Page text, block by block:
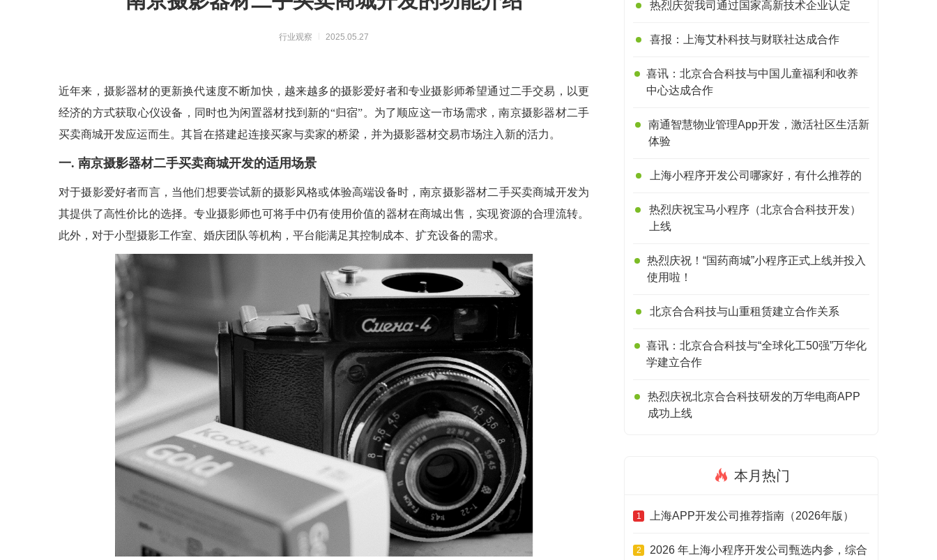
UI设计
在线教育解决方案
大数据解决方案
物联网解决方案
全国统一咨询电话
智能物联网定制开发，帮助客户实
实现万物互联，推动智慧生活与产
行业观察 2025.05.27
近年来，摄影器材的更新换代速度不断加快，越来越多的摄影爱好者和专业摄影师希望通过二手交易，以更
经济的方式获取心仪设备，同时也为闲置器材找到新的“归宿”。为了顺应这一市场需求，南京摄影器材二手
买卖商城开发应运而生。其旨在搭建起连接买家与卖家的桥梁，并为摄影器材交易市场注入新的活力。
一. 南京摄影器材二手买卖商城开发的适用场景
对于摄影爱好者而言，当他们想要尝试新的摄影风格或体验高端设备时，南京摄影器材二手买卖商城开发为
其提供了高性价比的选择。专业摄影师也可将手中仍有使用价值的器材在商城出售，实现资源的合理流转。
此外，对于小型摄影工作室、婚庆团队等机构，平台能满足其控制成本、扩充设备的需求。
热烈庆贺我司通过国家高新技术企业认定
喜报：上海艾朴科技与财联社达成合作
喜讯：北京合合科技与中国儿童福利和收养
中心达成合作
南通智慧物业管理App开发，激活社区生活新
体验
上海小程序开发公司哪家好，有什么推荐的
热烈庆祝宝马小程序（北京合合科技开发）
上线
热烈庆祝！“国药商城”小程序正式上线并投入
使用啦！
北京合合科技与山重租赁建立合作关系
喜讯：北京合合科技与“全球化工50强”万华化
学建立合作
热烈庆祝北京合合科技研发的万华电商APP
成功上线
本月热门
1 上海APP开发公司推荐指南（2026年版）
2
2026 年上海小程序开发公司甄选内参，综合